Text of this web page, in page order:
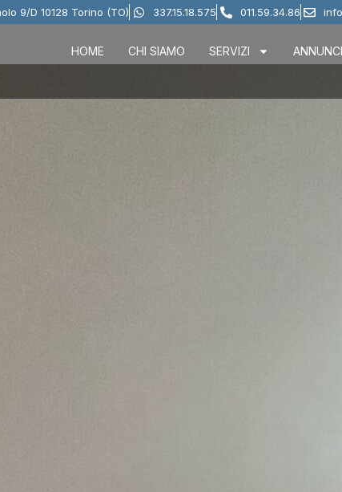
9/D 10128 Torino (TO) 337.15.18.575 011.59.34.86
HOME CHI SIAMO SERVIZI ANNUNCI